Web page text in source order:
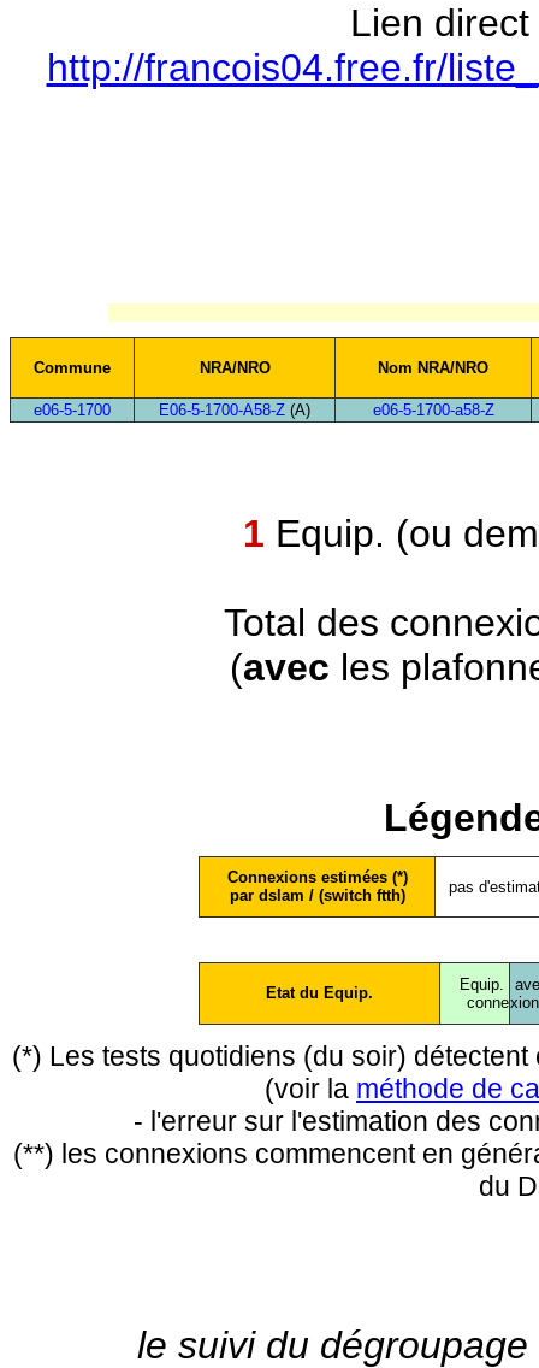
Lien
http://francois04.free.fr/
Commune NRA/NRO Nom NRA/NRO
e06-5-1700 E06-5-1700-A58-Z (A) e06-5-1700-a58-Z
1 Equip. (ou
Total des
(avec les
Connexions estimées (*)
par dslam / (switch ftth)
pas
Etat du Equip.
Equip.
conne
(*) Les tests quotidiens (du soir)
(voir la méthode de
- l'erreur sur l'estimation des
(**) les connexions commencent en
du
le suivi du